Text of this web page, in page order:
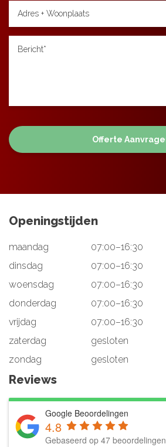
Openingstijden
maandag
07:00–16:30
dinsdag
07:00–16:30
woensdag
07:00–16:30
donderdag
07:00–16:30
vrijdag
07:00–16:30
zaterdag
gesloten
zondag
gesloten
Reviews
Google Beoordelingen
4.8
Gebaseerd op 47 beoordelingen